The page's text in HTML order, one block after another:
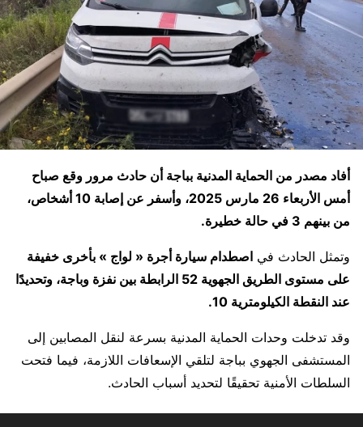
أفاد مصدر من الحماية المدنية بباجة أن حادث مرور وقع صباح
أمس الأربعاء 26 مارس 2025، وأسفر عن إصابة 10 أشخاص،
من بينهم 3 في حالة خطيرة.
وتمثل الحادث في اصطدام سيارة أجرة « لواج » بأخرى خفيفة
على مستوى الطريق الجهوية 52 الرابطة بين نفزة وباجة، وتحديدًا
عند النقطة الكيلومترية 10.
وقد تدخلت وحدات الحماية المدنية بسرعة لنقل المصابين إلى
المستشفى الجهوي بباجة لتلقي الإسعافات اللازمة، فيما فتحت
السلطات الأمنية تحقيقًا لتحديد أسباب الحادث.